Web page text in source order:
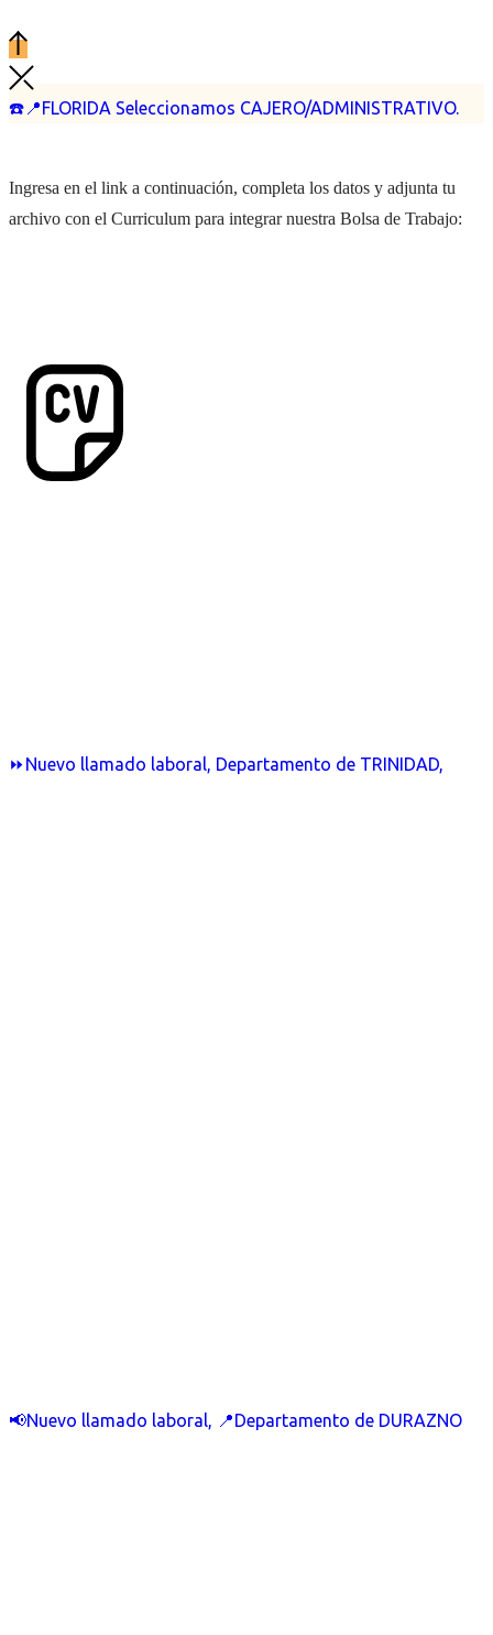
☎️📍FLORIDA Seleccionamos CAJERO/ADMINISTRATIVO.
⏩Nuevo llamado laboral, Departamento de TRINIDAD,
📢Nuevo llamado laboral, 📍Departamento de DURAZNO
Ingresa en el link a continuación, completa los datos y adjunta tu
archivo con el Curriculum para integrar nuestra Bolsa de Trabajo: